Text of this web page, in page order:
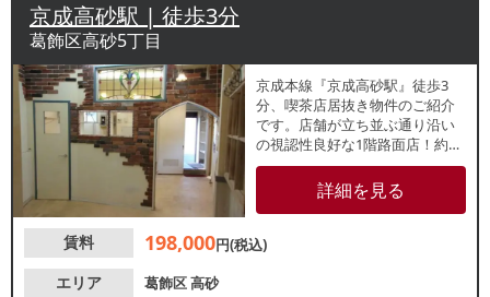
京成高砂駅 | 徒歩3分
葛飾区高砂5丁目
京成本線『京成⾼砂駅』徒歩3
分、喫茶店居抜き物件のご紹介
です。店舗が立ち並ぶ通り沿い
の視認性良好な1階路面店！約
7.8坪のコンパクトな店舗のた
め、新規出店や個人開業をお考
えの方にもおすすめです。諸条
い。
詳細を見る
賃料 198,000円(税込)
エリア
葛飾区高砂